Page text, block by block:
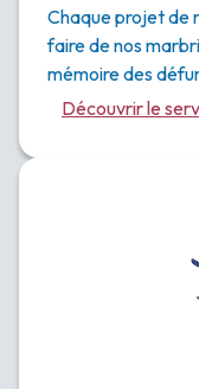
Chaque projet de
faire de nos
mémoire des
Découvrir le